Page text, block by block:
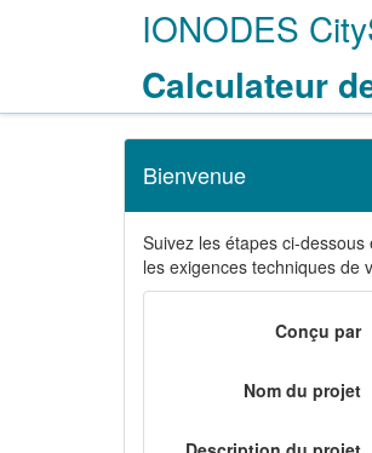
IONODES
Calculateur
Bienvenue
Suivez les étapes ci-
les exigences techniques de
Conçu par
Nom du projet